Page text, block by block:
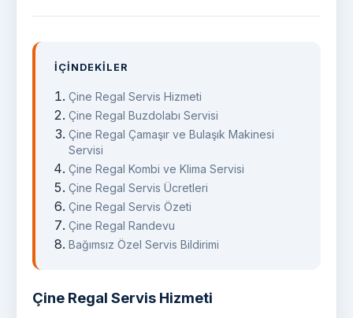
İÇINDEKILER
Çine Regal Servis Hizmeti
Çine Regal Buzdolabı Servisi
Çine Regal Çamaşır ve Bulaşık Makinesi
Servisi
Çine Regal Kombi ve Klima Servisi
Çine Regal Servis Ücretleri
Çine Regal Servis Özeti
Çine Regal Randevu
Bağımsız Özel Servis Bildirimi
Çine Regal Servis Hizmeti